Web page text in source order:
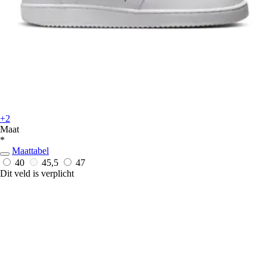
+2
Maat
*
Maattabel
40
45,5
47
Dit veld is verplicht